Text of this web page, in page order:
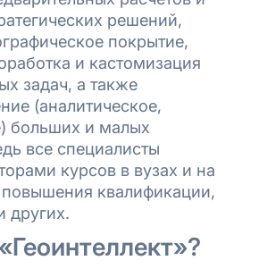
решений,
покрытие,
и кастомизация
задач, а также
(аналитическое,
больших и малых
все специалисты
курсов в вузах и на
повышения квалификации,
других.